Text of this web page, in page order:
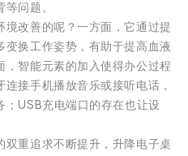
问题。
境改善的呢？一方面，它通过提
换工作姿势，有助于提高血液
智能元素的加入使得办公过程
接手机播放音乐或接听电话，
USB充电端口的存在也让设
重追求不断提升，升降电子桌